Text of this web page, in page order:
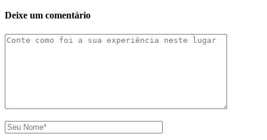
Deixe um comentário